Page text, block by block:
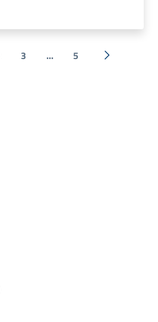
3 ... 5 Successiva